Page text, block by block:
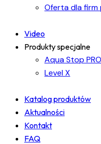
Oferta dla
Video
Produkty specjalne
Aqua Stop PRO
Level X
Katalog produktów
Aktualności
Kontakt
FAQ